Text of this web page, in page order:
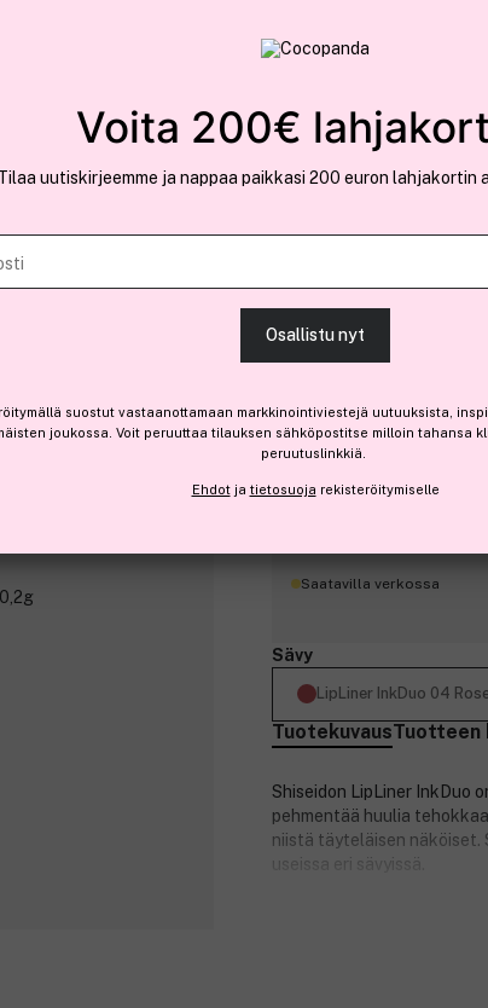
Shiseido
LipLiner InkDuo
Vain 3 varastossa
25,50 € / 1g
Saatavilla verkossa
Sävy
LipLiner InkDuo 04
TuotekuvausTuotteen
Shiseidon LipLiner InkDuo
pehmentää huulia
niistä täyteläisen näköiset.
useissa eri sävyissä.
Voita 200€
uutiskirjeemme ja nappaa paikkasi 200 euron lahjakortin
Osallistu nyt
suostut vastaanottamaan markkinointiviestejä uutuuksista,
joukossa. Voit peruuttaa tilauksen sähköpostitse milloin tahansa
peruutuslinkkiä.
Ehdotja tietosuoja rekisteröitymiselle